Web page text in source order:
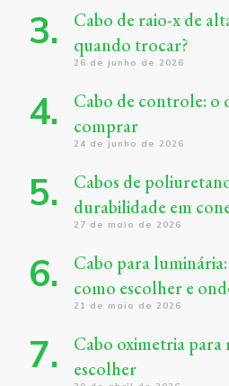
Cabo de raio-x de
quando trocar?
26 de junho de 2026
Cabo de controle: o
comprar
24 de junho de 2026
Cabos de
durabilidade em
27 de maio de 2026
Cabo para
como escolher e
21 de maio de 2026
Cabo oximetria
escolher